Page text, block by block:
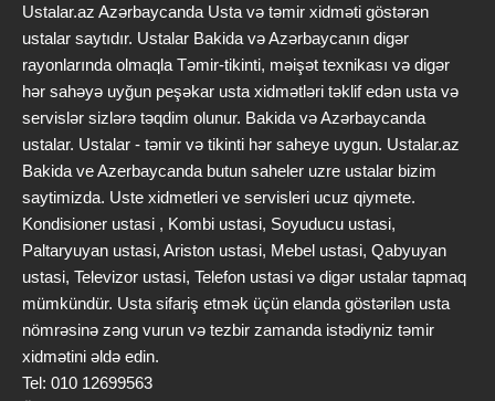
etibarlıdır.
Sürgü sistemlərinin növləri
Sürgü sistemləri dizayn, material və istifadə məqsədinə görə bir-
birindən fərqlənir. Hər bir növün özünəməxsus üstünlükləri və
tətbiq sahələri var. Müasir interyerlərdə həm estetik görünüş, həm
də funksionallıq təmin etmək üçün müxtəlif tip sürgü
sistemlərindən istifadə olunur.
Şüşə sürgü sistemləri
Şüşə sürgü sistemləri həm ofislərdə, həm də mənzillərdə geniş
tətbiq olunur. Onlar müasirlik və şəffaflıq hissi yaradır. Şüşə
səthlər işığı keçirdiyi üçün otaqları daha işıqlı və açıq göstərir. Bu
tip sistemlər minimalist və açıq planlı interyerlərdə çox uyğundur.
Mat, şəffaf və ya bəzəkli şüşə variantları mövcuddur. Üstəlik,
şüşə səthlər asanlıqla təmizlənir və uzun müddət parlaq qalır.
Alüminium və metal sürgü sistemləri
Ustalar.az Azərbaycanda Usta və təmir xidməti göstərən
ustalar saytıdır. Ustalar Bakida və Azərbaycanın digər
rayonlarında olmaqla Təmir-tikinti, məişət texnikası və digər
hər sahəyə uyğun peşəkar usta xidmətləri təklif edən usta və
servislər sizlərə təqdim olunur. Bakida və Azərbaycanda
ustalar. Ustalar - təmir və tikinti hər saheye uygun. Ustalar.az
Bakida ve Azerbaycanda butun saheler uzre ustalar bizim
saytimizda. Uste xidmetleri ve servisleri ucuz qiymete.
Kondisioner ustasi , Kombi ustasi, Soyuducu ustasi,
Paltaryuyan ustasi, Ariston ustasi, Mebel ustasi, Qabyuyan
ustasi, Televizor ustasi, Telefon ustasi və digər ustalar tapmaq
mümkündür. Usta sifariş etmək üçün elanda göstərilən usta
nömrəsinə zəng vurun və tezbir zamanda istədiyniz təmir
xidmətini əldə edin.
Tel: 010 12699563